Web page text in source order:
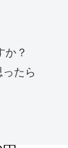
？
たら